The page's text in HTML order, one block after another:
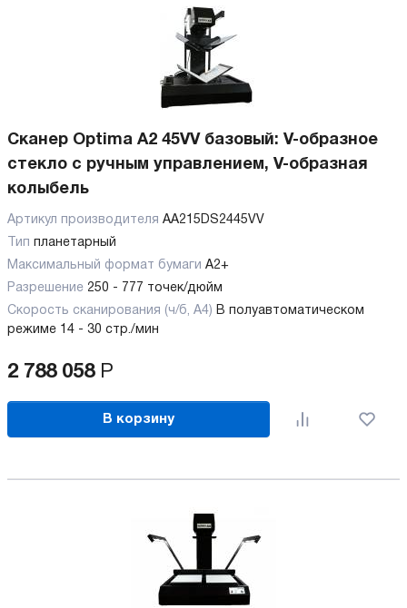
Сканер Optima A2 45VV базовый: V-образное
стекло с ручным управлением, V-образная
колыбель
Артикул производителя AA215DS2445VV
Тип планетарный
Максимальный формат бумаги А2+
Разрешение 250 - 777 точек/дюйм
Скорость сканирования (ч/б, А4) В полуавтоматическом
режиме 14 - 30 стр./мин
2 788 058 Р
В корзину